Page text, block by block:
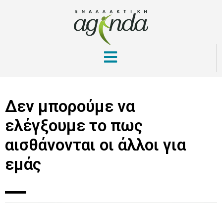
Δεν μπορούμε να
ελέγξουμε το πως
αισθάνονται οι άλλοι για
εμάς